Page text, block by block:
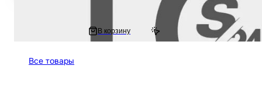
Пластик накладки на перья на мотоцикл Active, Wave / Актив, Вейв
В корзину
Все товары